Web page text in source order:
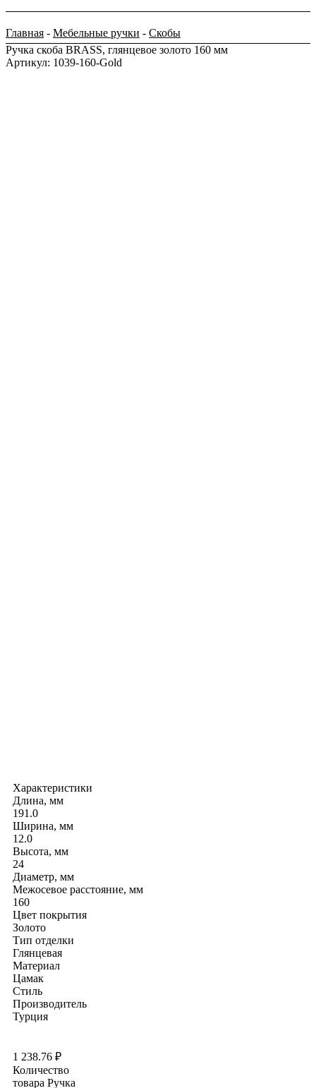
Главная - Мебельные ручки - Скобы
Ручка скоба BRASS, глянцевое золото 160 мм
Артикул: 1039-160-Gold
Характеристики
Длина, мм
191.0
Ширина, мм
12.0
Высота, мм
24
Диаметр, мм
Межосевое расстояние, мм
160
Цвет покрытия
Золото
Тип отделки
Глянцевая
Материал
Цамак
Стиль
Производитель
Турция
1 238.76 ₽
Количество
товара Ручка